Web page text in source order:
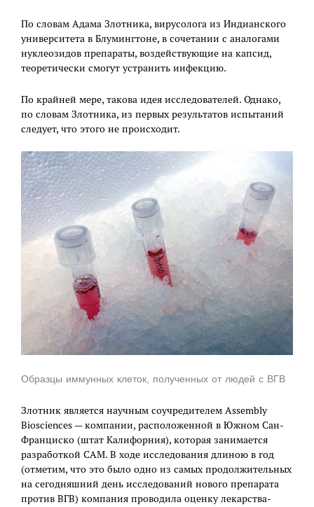
По словам Адама Злотника, вирусолога из Индианского
университета в Блумингтоне, в сочетании с аналогами
нуклеозидов препараты, воздействующие на капсид,
теоретически смогут устранить инфекцию.
По крайней мере, такова идея исследователей. Однако,
по словам Злотника, из первых результатов испытаний
следует, что этого не происходит.
Образцы иммунных клеток, полученных от людей с ВГВ
Злотник является научным соучредителем Assembly
Biosciences — компании, расположенной в Южном Сан-
Франциско (штат Калифорния), которая занимается
разработкой CAM. В ходе исследования длиною в год
(отметим, что это было одно из самых продолжительных
на сегодняшний день исследований нового препарата
против ВГВ) компания проводила оценку лекарства-